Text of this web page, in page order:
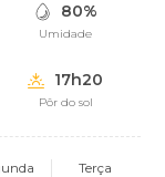
80%
Umidade
17h20
Pôr do sol
Terça